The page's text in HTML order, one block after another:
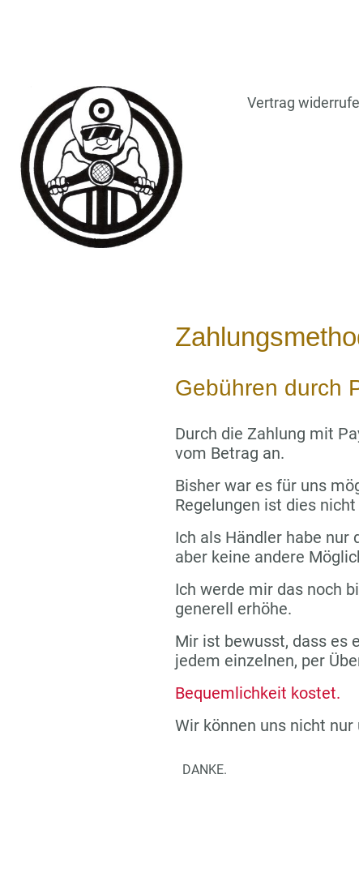
Vertrag
Gebühren durch
Durch die Zahlung mit
vom Betrag an.
Bisher war es für uns
Regelungen ist dies
Ich als Händler habe nur
aber keine andere
Ich werde mir das noch
generell erhöhe.
Mir ist bewusst, dass es
jedem einzelnen, per
Bequemlichkeit kostet.
Wir können uns nicht
DANKE.